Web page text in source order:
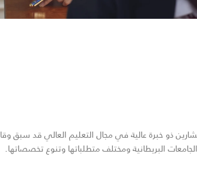
ذو خبرة عالية في مجال التعليم العالي قد سبق
البريطانية ومختلف متطلباتها وتنوع تخصصاتها.